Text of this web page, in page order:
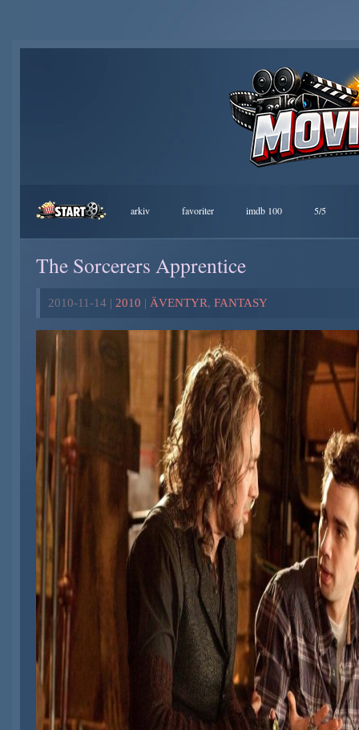
arkiv favoriter imdb 100 5/5
The Sorcerers Apprentice
2010-11-14 | 2010 | ÄVENTYR, FANTASY